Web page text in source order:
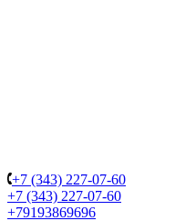
+7 (343) 227-07-60
+7 (343) 227-07-60
+79193869696